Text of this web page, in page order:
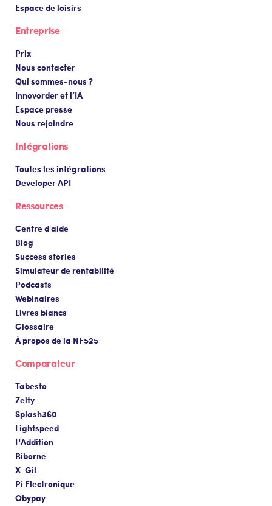
Espace de loisirs
Entreprise
Prix
Nous contacter
Qui sommes-nous ?
Innovorder et l’IA
Espace presse
Nous rejoindre
Intégrations
Toutes les intégrations
Developer API
Ressources
Centre d'aide
Blog
Success stories
Simulateur de rentabilité
Podcasts
Webinaires
Livres blancs
Glossaire
À propos de la NF525
Comparateur
Tabesto
Zelty
Splash360
Lightspeed
L'Addition
Biborne
X-Gil
Pi Electronique
Obypay